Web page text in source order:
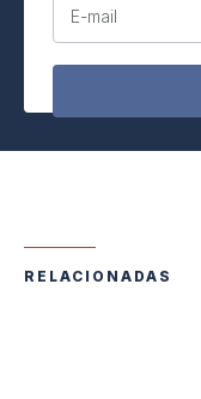
E-mail
RELACIONADAS